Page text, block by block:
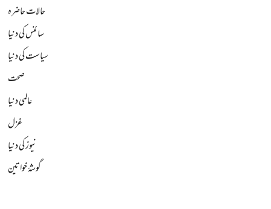
حالات حاضرہ
سائنس کی دنیا
سیاست کی دنیا
صحت
عالمی دنیا
غزل
نیوز کی دنیا
گوشۂ خواتین